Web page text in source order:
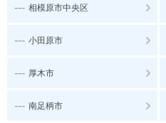
--- 相模原市中央区
--- 小田原市
--- 厚木市
--- 南足柄市